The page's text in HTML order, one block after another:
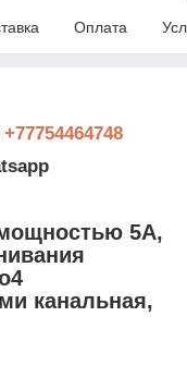
Оплата
+77754464748
5А,
канальная,